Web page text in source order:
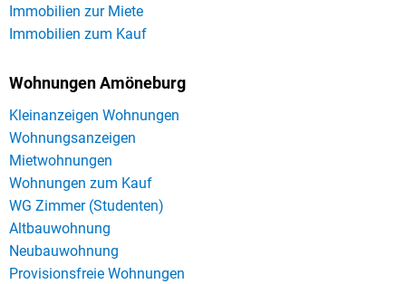
Immobilien zur Miete
Immobilien zum Kauf
Wohnungen Amöneburg
Kleinanzeigen Wohnungen
Wohnungsanzeigen
Mietwohnungen
Wohnungen zum Kauf
WG Zimmer (Studenten)
Altbauwohnung
Neubauwohnung
Provisionsfreie Wohnungen